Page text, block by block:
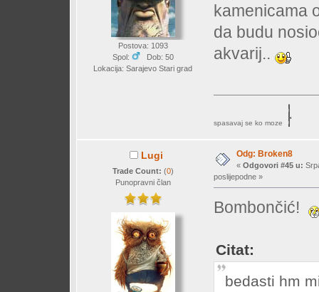
Postova: 1093
Spol:
Dob: 50
Lokacija: Sarajevo Stari grad
kamenicama
da budu
akvarij..
spasavaj se ko moze
Lugi
Trade Count: (0)
Punopravni član
Odg: Broken8
« Odgovori #45 u:
poslijepodne »
Bombončić!
Citat:
bedasti hm